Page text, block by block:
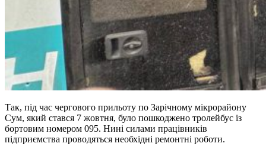
Так, під час чергового прильоту по Зарічному мікрорайону
Сум, який стався 7 жовтня, було пошкоджено тролейбус із
бортовим номером 095. Нині силами працівників
підприємства проводяться необхідні ремонтні роботи.